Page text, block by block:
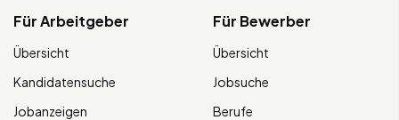
Für Arbeitgeber
Übersicht
Kandidatensuche
Jobanzeigen
Für Bewerber
Übersicht
Jobsuche
Berufe